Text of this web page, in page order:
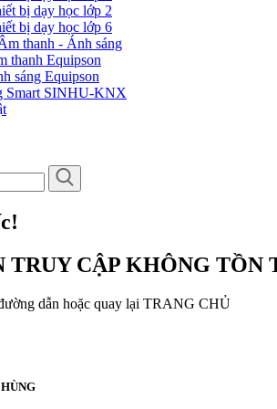
bị dạy học lớp 2
bị dạy học lớp 6
thanh - Ánh sáng
thanh Equipson
sáng Equipson
Smart SINHU-KNX
TRUY CẬP KHÔNG TỒN
dẫn hoặc quay lại TRANG CHỦ